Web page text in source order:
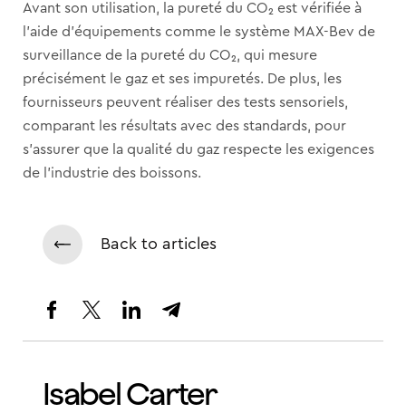
Avant son utilisation, la pureté du CO₂ est vérifiée à
l’aide d’équipements comme le système MAX-Bev de
surveillance de la pureté du CO₂, qui mesure
précisément le gaz et ses impuretés. De plus, les
fournisseurs peuvent réaliser des tests sensoriels,
comparant les résultats avec des standards, pour
s’assurer que la qualité du gaz respecte les exigences
de l’industrie des boissons.
Back to articles
Isabel Carter